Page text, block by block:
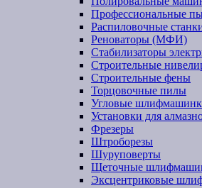
Профессиональные
Распиловочные
Реноваторы (МФИ)
Стабилизаторы
Строительные
Строительные фены
Торцовочные пилы
Угловые
Установки для
Фрезеры
Штроборезы
Шуруповерты
Щеточные
Эксцентриковые